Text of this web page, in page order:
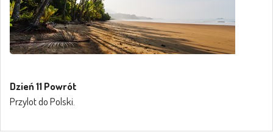
Dzień 11 Powrót
Przylot do Polski.